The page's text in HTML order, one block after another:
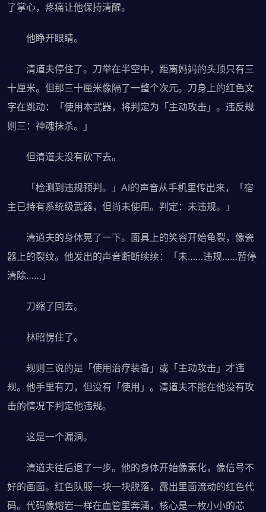
了掌心，疼痛让他保持清醒。
他睁开眼睛。
清道夫停住了。刀举在半空中，距离妈妈的头顶只有三
十厘米。但那三十厘米像隔了一整个次元。刀身上的红色文
字在跳动：「使用本武器，将判定为「主动攻击」。违反规
则三：神魂抹杀。」
但清道夫没有砍下去。
「检测到违规预判。」AI的声音从手机里传出来，「宿
主已持有系统级武器，但尚未使用。判定：未违规。」
清道夫的身体晃了一下。面具上的笑容开始龟裂，像瓷
器上的裂纹。他发出的声音断断续续：「未……违规……暂停
清除……」
刀缩了回去。
林昭愣住了。
规则三说的是「使用治疗装备」或「主动攻击」才违
规。他手里有刀，但没有「使用」。清道夫不能在他没有攻
击的情况下判定他违规。
这是一个漏洞。
清道夫往后退了一步。他的身体开始像素化，像信号不
好的画面。红色队服一块一块脱落，露出里面流动的红色代
码。代码像熔岩一样在血管里奔涌，核心是一枚小小的芯